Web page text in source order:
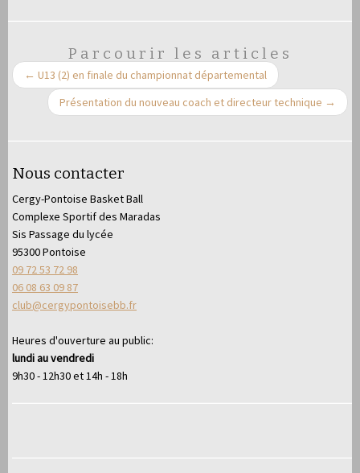
Parcourir les articles
← U13 (2) en finale du championnat départemental
Présentation du nouveau coach et directeur technique →
Nous contacter
Cergy-Pontoise Basket Ball
Complexe Sportif des Maradas
Sis Passage du lycée
95300 Pontoise
09 72 53 72 98
06 08 63 09 87
club@cergypontoisebb.fr
Heures d'ouverture au public:
lundi au vendredi
9h30 - 12h30 et 14h - 18h